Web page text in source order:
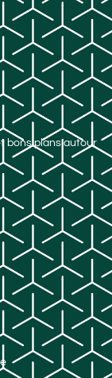
bons plans autour